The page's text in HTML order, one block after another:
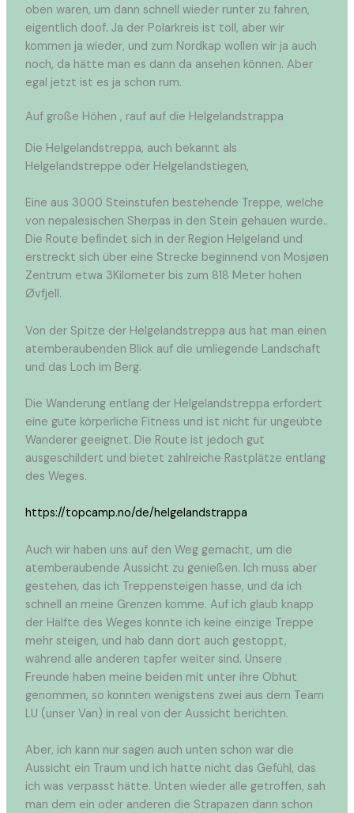
oben waren, um dann schnell wieder runter zu fahren,
eigentlich doof. Ja der Polarkreis ist toll, aber wir
kommen ja wieder, und zum Nordkap wollen wir ja auch
noch, da hätte man es dann da ansehen können. Aber
egal jetzt ist es ja schon rum.
Auf große Höhen , rauf auf die Helgelandstrappa
Die Helgelandstreppa, auch bekannt als
Helgelandstreppe oder Helgelandstiegen,
Eine aus 3000 Steinstufen bestehende Treppe, welche
von nepalesischen Sherpas in den Stein gehauen wurde..
Die Route befindet sich in der Region Helgeland und
erstreckt sich über eine Strecke beginnend von Mosjøen
Zentrum etwa 3Kilometer bis zum 818 Meter hohen
Øvfjell.
Von der Spitze der Helgelandstreppa aus hat man einen
atemberaubenden Blick auf die umliegende Landschaft
und das Loch im Berg.
Die Wanderung entlang der Helgelandstreppa erfordert
eine gute körperliche Fitness und ist nicht für ungeübte
Wanderer geeignet. Die Route ist jedoch gut
ausgeschildert und bietet zahlreiche Rastplätze entlang
des Weges.
https://topcamp.no/de/helgelandstrappa
Auch wir haben uns auf den Weg gemacht, um die
atemberaubende Aussicht zu genießen. Ich muss aber
gestehen, das ich Treppensteigen hasse, und da ich
schnell an meine Grenzen komme. Auf ich glaub knapp
der Hälfte des Weges konnte ich keine einzige Treppe
mehr steigen, und hab dann dort auch gestoppt,
während alle anderen tapfer weiter sind. Unsere
Freunde haben meine beiden mit unter ihre Obhut
genommen, so konnten wenigstens zwei aus dem Team
LU (unser Van) in real von der Aussicht berichten.
Aber, ich kann nur sagen auch unten schon war die
Aussicht ein Traum und ich hatte nicht das Gefühl, das
ich was verpasst hätte. Unten wieder alle getroffen, sah
man dem ein oder anderen die Strapazen dann schon